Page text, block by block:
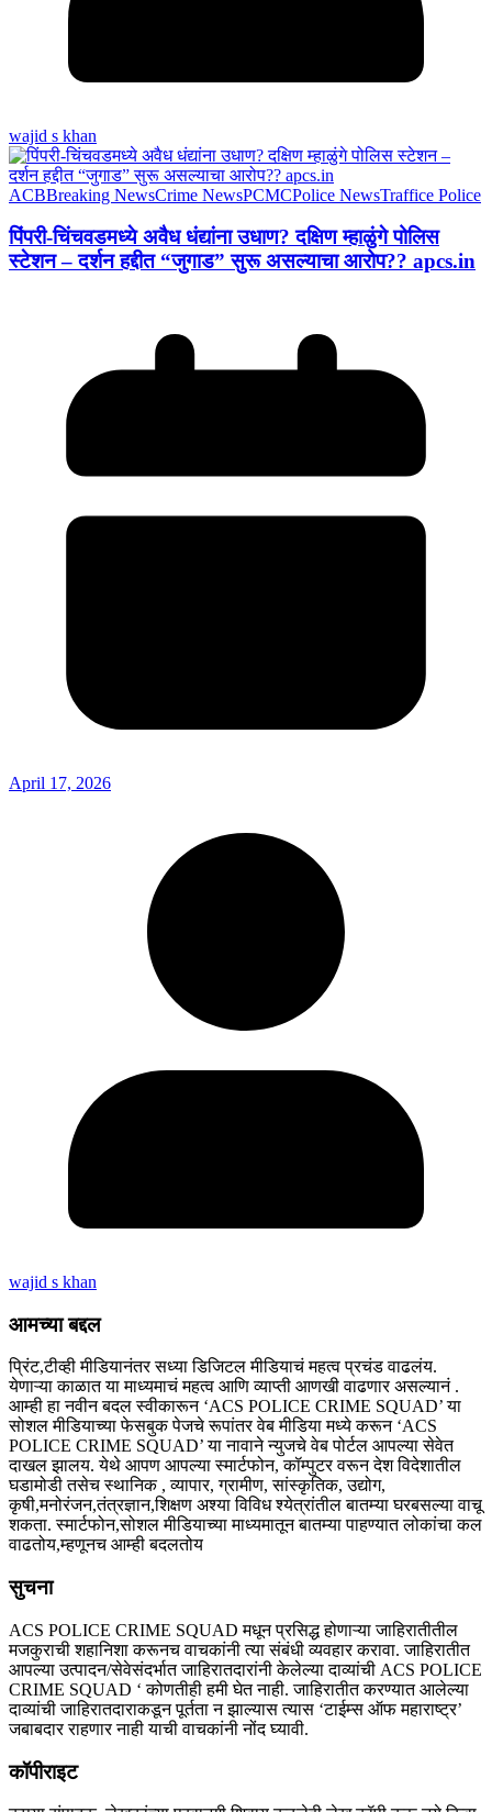
wajid s khan
ACBBreaking NewsCrime NewsPCMCPolice NewsTraffice Police
पिंपरी-चिंचवडमध्ये अवैध धंद्यांना उधाण? दक्षिण म्हाळुंगे पोलिस
स्टेशन – दर्शन हद्दीत “जुगाड” सुरू असल्याचा आरोप?? apcs.in
April 17, 2026
wajid s khan
आमच्या बद्दल
प्रिंट,टीव्ही मीडियानंतर सध्या डिजिटल मीडियाचं महत्व प्रचंड वाढलंय.
येणाऱ्या काळात या माध्यमाचं महत्व आणि व्याप्ती आणखी वाढणार असल्यानं .
आम्ही हा नवीन बदल स्वीकारून ‘ACS POLICE CRIME SQUAD’ या
सोशल मीडियाच्या फेसबुक पेजचे रूपांतर वेब मीडिया मध्ये करून ‘ACS
POLICE CRIME SQUAD’ या नावाने न्युजचे वेब पोर्टल आपल्या सेवेत
दाखल झालय. येथे आपण आपल्या स्मार्टफोन, कॉम्पुटर वरून देश विदेशातील
घडामोडी तसेच स्थानिक , व्यापार, ग्रामीण, सांस्कृतिक, उद्योग,
कृषी,मनोरंजन,तंत्रज्ञान,शिक्षण अश्या विविध श्येत्रांतील बातम्या घरबसल्या वाचू
शकता. स्मार्टफोन,सोशल मीडियाच्या माध्यमातून बातम्या पाहण्यात लोकांचा कल
वाढतोय,म्हणूनच आम्ही बदलतोय
सुचना
ACS POLICE CRIME SQUAD मधून प्रसिद्ध होणाऱ्या जाहिरातीतील
मजकुराची शहानिशा करूनच वाचकांनी त्या संबंधी व्यवहार करावा. जाहिरातीत
आपल्या उत्पादन/सेवेसंदर्भात जाहिरातदारांनी केलेल्या दाव्यांची ACS POLICE
CRIME SQUAD ‘ कोणतीही हमी घेत नाही. जाहिरातीत करण्यात आलेल्या
दाव्यांची जाहिरातदाराकडून पूर्तता न झाल्यास त्यास ‘टाईम्स ऑफ महाराष्ट्र’
जबाबदार राहणार नाही याची वाचकांनी नोंद घ्यावी.
कॉपीराइट